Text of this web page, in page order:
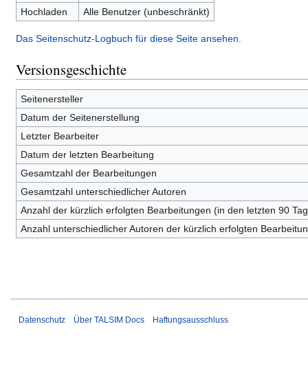
Hochladen
Alle Benutzer (unbeschränkt)
Das Seitenschutz-Logbuch für diese Seite ansehen.
Versionsgeschichte
Seitenersteller
Datum der Seitenerstellung
Letzter Bearbeiter
Datum der letzten Bearbeitung
Gesamtzahl der Bearbeitungen
Gesamtzahl unterschiedlicher Autoren
Anzahl der kürzlich erfolgten Bearbeitungen (in den letzten 90
Anzahl unterschiedlicher Autoren der kürzlich erfolgten
Datenschutz Über TALSIM Docs Haftungsausschluss